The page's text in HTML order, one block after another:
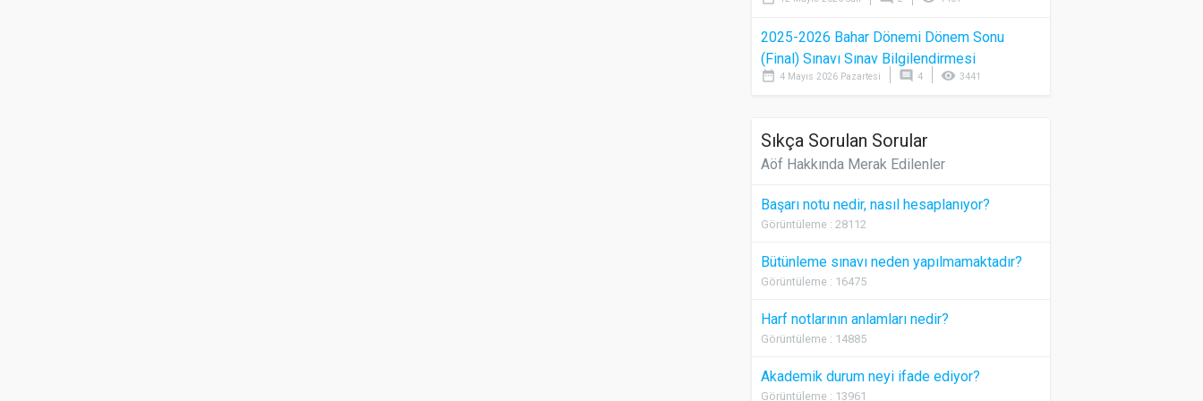
2025-2026 Bahar Dönemi Dönem Sonu
(Final) Sınavı Sınav Bilgilendirmesi
date_range 4 Mayıs 2026 Pazartesi comment 4 visibility 3441
Sıkça Sorulan Sorular
Aöf Hakkında Merak Edilenler
Başarı notu nedir, nasıl hesaplanıyor?
Görüntüleme : 28112
Bütünleme sınavı neden yapılmamaktadır?
Görüntüleme : 16475
Harf notlarının anlamları nedir?
Görüntüleme : 14885
Akademik durum neyi ifade ediyor?
Görüntüleme : 13961